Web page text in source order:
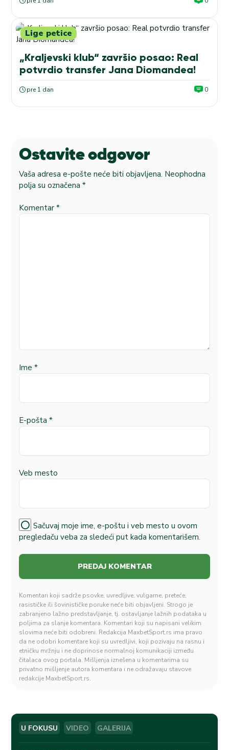
Lige petice
„Kraljevski klub“ završio posao: Real
potvrdio transfer Jana Diomandea!
pre 1 dan 0
Ostavite odgovor
Vaša adresa e-pošte neće biti objavljena. Neophodna
polja su označena *
Komentar *
Ime *
E-pošta *
Veb mesto
Sačuvaj moje ime, e-poštu i veb mesto u ovom
pregledaču veba za sledeći put kada komentarišem.
Komentari koji sadrže psovke, uvredljive, vulgarne, preteće,
rasističke ili šovinističke poruke neće biti objavljeni. Strogo je
zabranjeno lažno predstavljanje, tj. ostavljanje lažnih podataka u
poljima za slanje komentara. Komentari koji su napisani velikim
slovima neće biti odobreni. Redakcija MaxbetSport.rs ima pravo
da ne odobri komentare koji su uvredljivi, koji pozivaju na rasnu i
etničku mržnju i ne doprinose normalnoj komunikaciji između
čitalaca ovog portala. Mišljenja iznešena u komentarima su
privatno mišljenje autora komentara i ne odražavaju stavove
redakcije MaxbetSport.rs.
U FOKUSU VIDEO GALERIJA